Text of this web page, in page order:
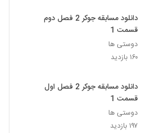
دانلود مسابقه جوکر 2 فصل دوم
قسمت 1
دوستی ها
۱۶۰ بازدید
دانلود مسابقه جوکر 2 فصل اول
قسمت 1
دوستی ها
۱۹۷ بازدید